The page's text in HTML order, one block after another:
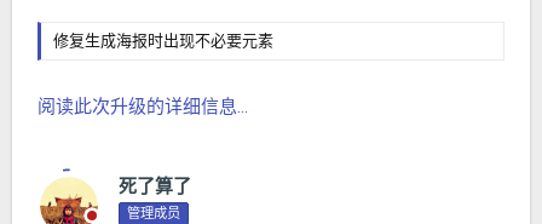
修复生成海报时出现不必要元素
阅读此次升级的详细信息...
死了算了
管理成员